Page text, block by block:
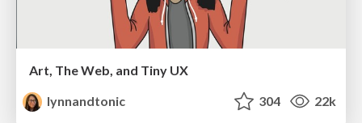
Art, The Web, and Tiny UX
lynnandtonic
304 22k